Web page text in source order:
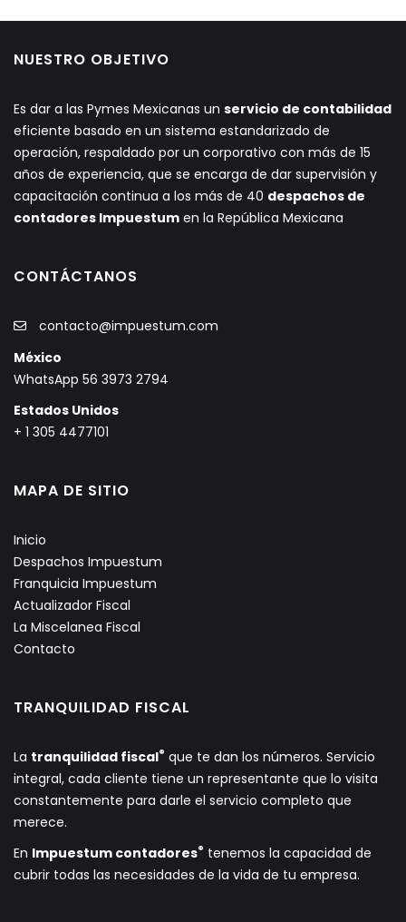
NUESTRO OBJETIVO
Es dar a las Pymes Mexicanas un servicio de contabilidad
eficiente basado en un sistema estandarizado de
operación, respaldado por un corporativo con más de 15
años de experiencia, que se encarga de dar supervisión y
capacitación continua a los más de 40 despachos de
contadores Impuestum en la República Mexicana
CONTÁCTANOS
contacto@impuestum.com
México
WhatsApp 56 3973 2794
Estados Unidos
+ 1 305 4477101
MAPA DE SITIO
Inicio
Despachos Impuestum
Franquicia Impuestum
Actualizador Fiscal
La Miscelanea Fiscal
Contacto
TRANQUILIDAD FISCAL
La tranquilidad fiscal® que te dan los números. Servicio
integral, cada cliente tiene un representante que lo visita
constantemente para darle el servicio completo que
merece.
En Impuestum contadores® tenemos la capacidad de
cubrir todas las necesidades de la vida de tu empresa.